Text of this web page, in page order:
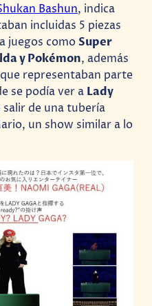
Bashun, indica
incluidas 5 piezas
juegos comoSuper
y Pokémon, además
representaban parte
se podía ver a Lady
salir de una tubería
un show similar a lo